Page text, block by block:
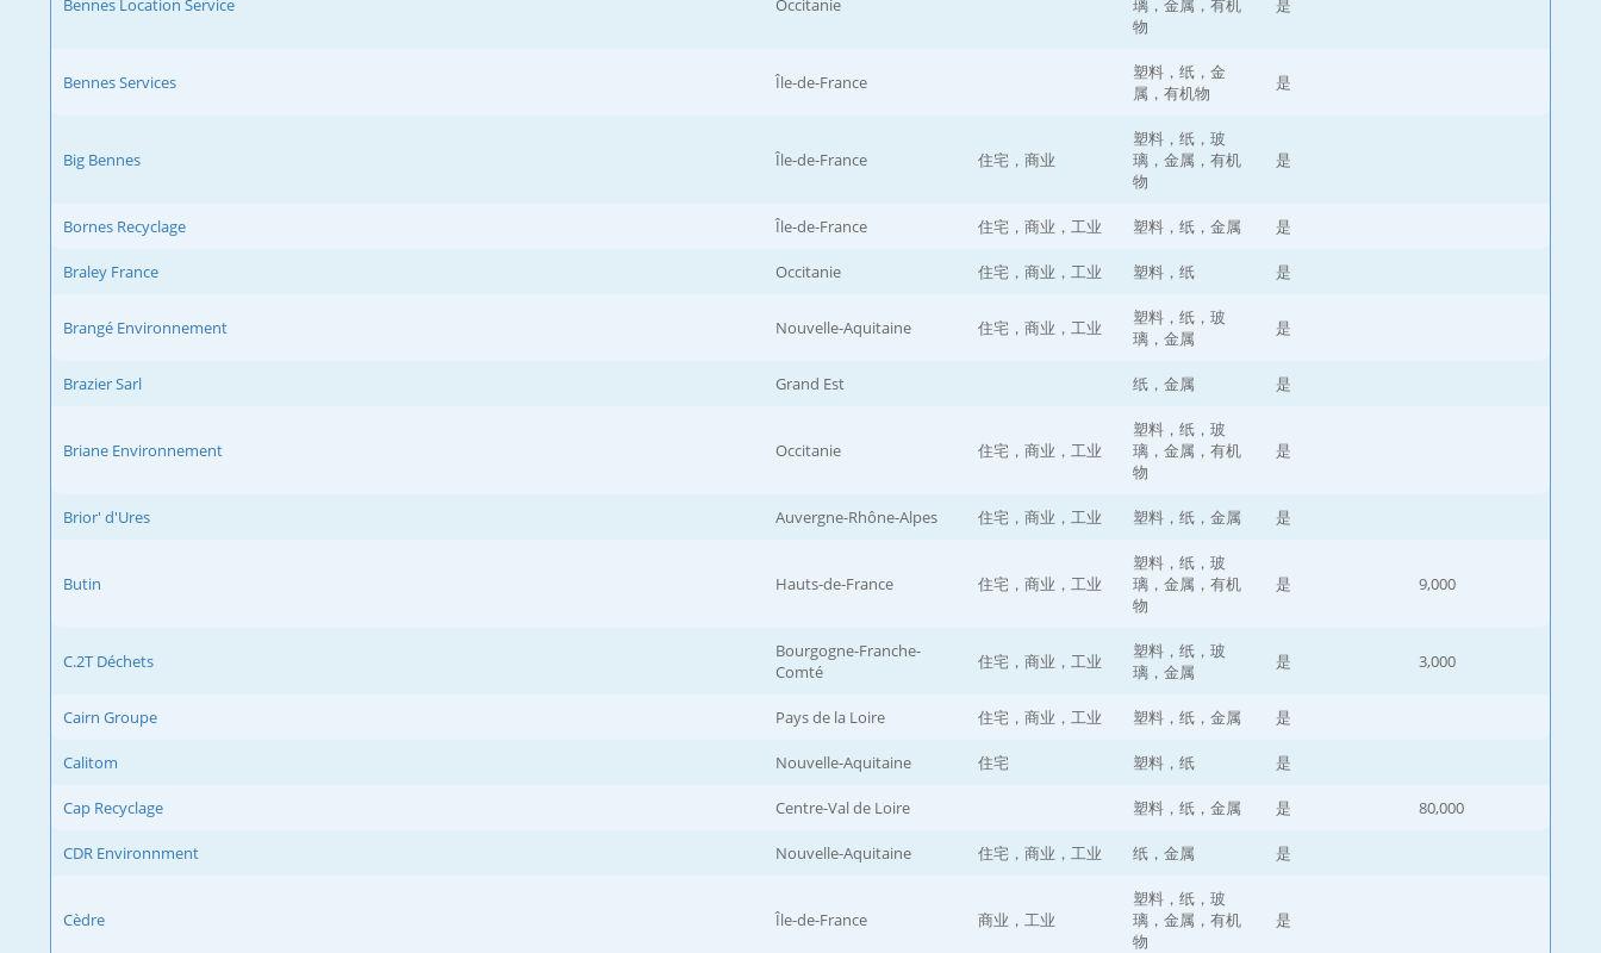
物
Bennes Services Île-de-France
塑料，纸，金
属，有机物
是
Big Bennes Île-de-France 住宅，商业
塑料，纸，玻
璃，金属，有机
物
是
Bornes Recyclage Île-de-France 住宅，商业，工业 塑料，纸，金属 是
Braley France Occitanie 住宅，商业，工业 塑料，纸 是
Brangé Environnement Nouvelle-Aquitaine 住宅，商业，工业
塑料，纸，玻
璃，金属
是
Brazier Sarl Grand Est 纸，金属 是
Briane Environnement Occitanie 住宅，商业，工业
塑料，纸，玻
璃，金属，有机
物
是
Brior' d'Ures Auvergne-Rhône-Alpes 住宅，商业，工业 塑料，纸，金属 是
Butin Hauts-de-France 住宅，商业，工业
塑料，纸，玻
璃，金属，有机
物
是 9,000
C.2T Déchets
Bourgogne-Franche-
Comté
住宅，商业，工业
塑料，纸，玻
璃，金属
是 3,000
Cairn Groupe Pays de la Loire 住宅，商业，工业 塑料，纸，金属 是
Calitom Nouvelle-Aquitaine 住宅 塑料，纸 是
Cap Recyclage Centre-Val de Loire 塑料，纸，金属 是 80,000
CDR Environnment Nouvelle-Aquitaine 住宅，商业，工业 纸，金属 是
Cèdre Île-de-France 商业，工业
塑料，纸，玻
璃，金属，有机
物
是